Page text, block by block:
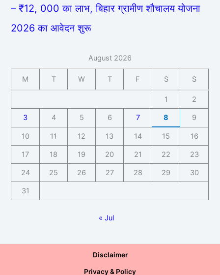
– ₹12, 000 का लाभ, बिहार ग्रामीण शौचालय योजना
2026 का आवेदन शुरू
August 2026
M T W T F S S
1 2
3 4 5 6 7 8 9
10 11 12 13 14 15 16
17 18 19 20 21 22 23
24 25 26 27 28 29 30
31
« Jul
Disclaimer
Privacy & Policy